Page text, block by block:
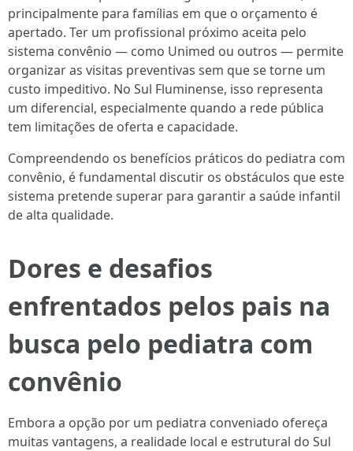
principalmente para famílias em que o orçamento é
apertado. Ter um profissional próximo aceita pelo
sistema convênio — como Unimed ou outros — permite
organizar as visitas preventivas sem que se torne um
custo impeditivo. No Sul Fluminense, isso representa
um diferencial, especialmente quando a rede pública
tem limitações de oferta e capacidade.
Compreendendo os benefícios práticos do pediatra com
convênio, é fundamental discutir os obstáculos que este
sistema pretende superar para garantir a saúde infantil
de alta qualidade.
Dores e desafios
enfrentados pelos pais na
busca pelo pediatra com
convênio
Embora a opção por um pediatra conveniado ofereça
muitas vantagens, a realidade local e estrutural do Sul